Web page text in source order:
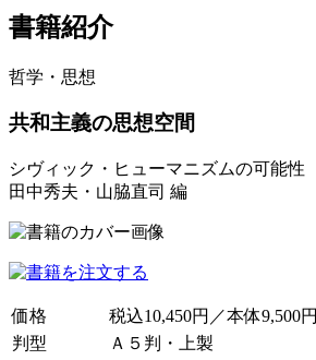
書籍紹介
哲学・思想
共和主義の思想空間
シヴィック・ヒューマニズムの可能性
田中秀夫・山脇直司 編
価格
税込10,450円／本体9,500円
判型
Ａ５判・上製